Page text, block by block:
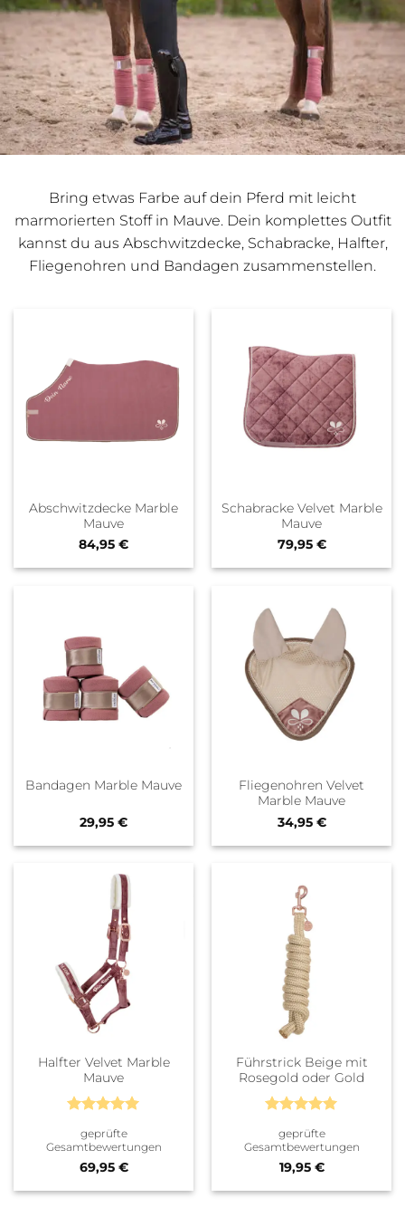
Bring etwas Farbe auf dein Pferd mit leicht
marmorierten Stoff in Mauve. Dein komplettes Outfit
kannst du aus Abschwitzdecke, Schabracke, Halfter,
Fliegenohren und Bandagen zusammenstellen.
Abschwitzdecke Marble
Mauve
84,95 €
Schabracke Velvet Marble
Mauve
79,95 €
Bandagen Marble Mauve
29,95 €
Fliegenohren Velvet
Marble Mauve
34,95 €
Halfter Velvet Marble
Mauve
mit5von
5
geprüfte
Gesamtbewertungen
69,95 €
Führstrick Beige mit
Rosegold oder Gold
mit5von
5
geprüfte
Gesamtbewertungen
19,95 €